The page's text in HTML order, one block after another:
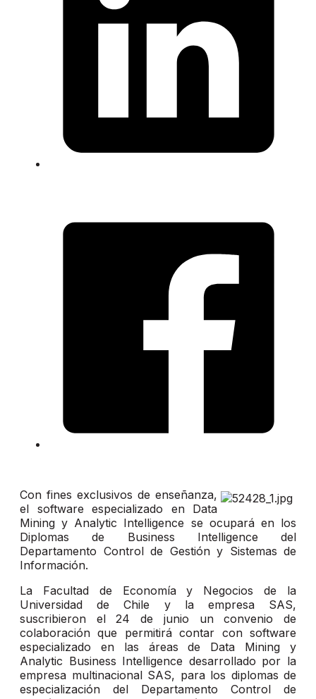
Con fines exclusivos de enseñanza,
el software especializado en Data
Mining y Analytic Intelligence se ocupará en los
Diplomas de Business Intelligence del
Departamento Control de Gestión y Sistemas de
Información.
La Facultad de Economía y Negocios de la
Universidad de Chile y la empresa SAS,
suscribieron el 24 de junio un convenio de
colaboración que permitirá contar con software
especializado en las áreas de Data Mining y
Analytic Business Intelligence desarrollado por la
empresa multinacional SAS, para los diplomas de
especialización del Departamento Control de